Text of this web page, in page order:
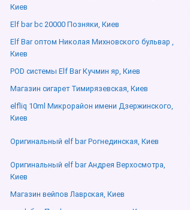
Киев
Elf bar bc 20000 Позняки, Киев
Elf Bar оптом Николая Михновского бульвар ,
Киев
POD системы Elf Bar Кучмин яр, Киев
Магазин сигарет Тимирязевская, Киев
elfliq 10ml Микрорайон имени Дзержинского,
Киев
Оригинальный elf bar Рогнединская, Киев
Оригинальный elf bar Андрея Верхосмотра,
Киев
Магазин вейпов Лаврская, Киев